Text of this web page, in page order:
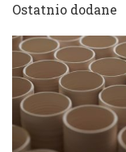
Ostatnio dodane